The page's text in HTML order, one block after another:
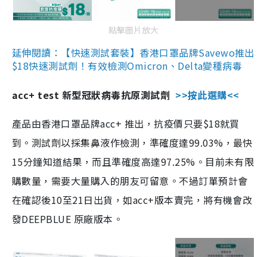
點擊圖片放大
延伸閱讀：【快速測試套裝】香港口罩品牌Savewo推出
$18快速測試劑！有效檢測Omicron、Delta變種病毒
acc+ test 新型冠狀病毒抗原測試劑 >>按此選購<<
產品由香港口罩品牌acc+ 推出，抗疫價只要$18就買
到。測試劑以採集鼻液作檢測，準確度達99.03%，最快
15分鐘知道結果，而且準確度高達97.25%。目前未有限
購數量，需要大量購入的朋友可留意。不過訂單預計會
在確認後10至21日出貨，如acc+版本賣完，將有機會改
發DEEPBLUE 原廠版本。